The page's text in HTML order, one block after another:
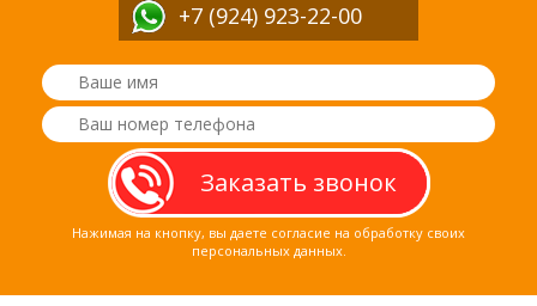
+7 (924) 923-22-00
Нажимая на кнопку, вы даете согласие на обработку своих
персональных данных.